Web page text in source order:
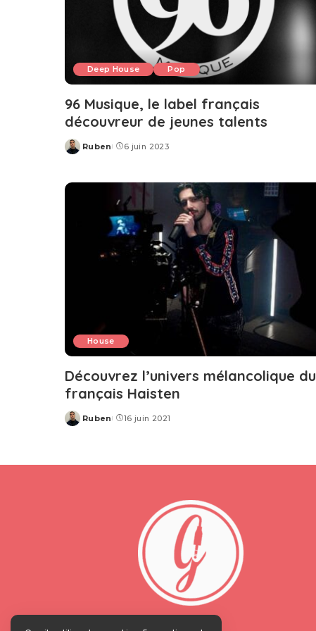
Deep House Pop
96 Musique, le label français
découvreur de jeunes talents
Posted
Ruben 6 juin 2023
House
Découvrez l’univers mélancolique du
français Haisten
Posted
Ruben 16 juin 2021